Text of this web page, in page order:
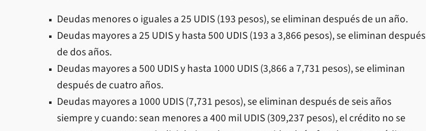
Deudas menores o iguales a 25 UDIS (193 pesos), se eliminan después de un año.
Deudas mayores a 25 UDIS y hasta 500 UDIS (193 a 3,866 pesos), se eliminan después
de dos años.
Deudas mayores a 500 UDIS y hasta 1000 UDIS (3,866 a 7,731 pesos), se eliminan
después de cuatro años.
Deudas mayores a 1000 UDIS (7,731 pesos), se eliminan después de seis años
siempre y cuando: sean menores a 400 mil UDIS (309,237 pesos), el crédito no se